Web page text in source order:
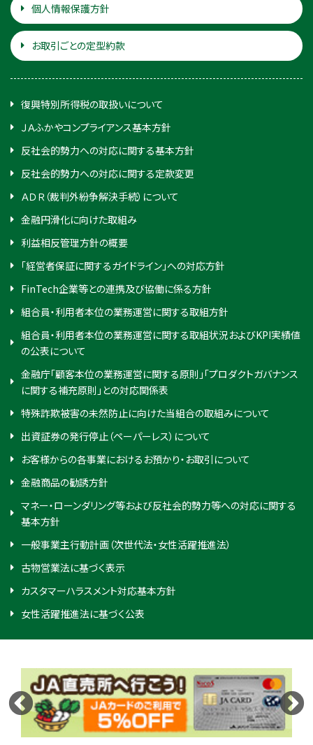
個人情報保護方針
お取引ごとの定型約款
復興特別所得税の取扱いについて
ＪＡふかやコンプライアンス基本方針
反社会的勢力への対応に関する基本方針
反社会的勢力への対応に関する定款変更
ＡＤＲ（裁判外紛争解決手続）について
金融円滑化に向けた取組み
利益相反管理方針の概要
「経営者保証に関するガイドライン」への対応方針
FinTech企業等との連携及び協働に係る方針
組合員・利用者本位の業務運営に関する取組方針
組合員・利用者本位の業務運営に関する取組状況およびKPI実績値
の公表について
金融庁「顧客本位の業務運営に関する原則」「プロダクトガバナンス
に関する補充原則」との対応関係表
特殊詐欺被害の未然防止に向けた当組合の取組みについて
出資証券の発行停止（ペーパーレス）について
お客様からの各事業におけるお預かり・お取引について
金融商品の勧誘方針
マネー・ローンダリング等および反社会的勢力等への対応に関する
基本方針
一般事業主行動計画（次世代法・女性活躍推進法）
古物営業法に基づく表示
カスタマーハラスメント対応基本方針
女性活躍推進法に基づく公表